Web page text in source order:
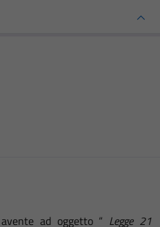
ad oggetto “ Legge 21